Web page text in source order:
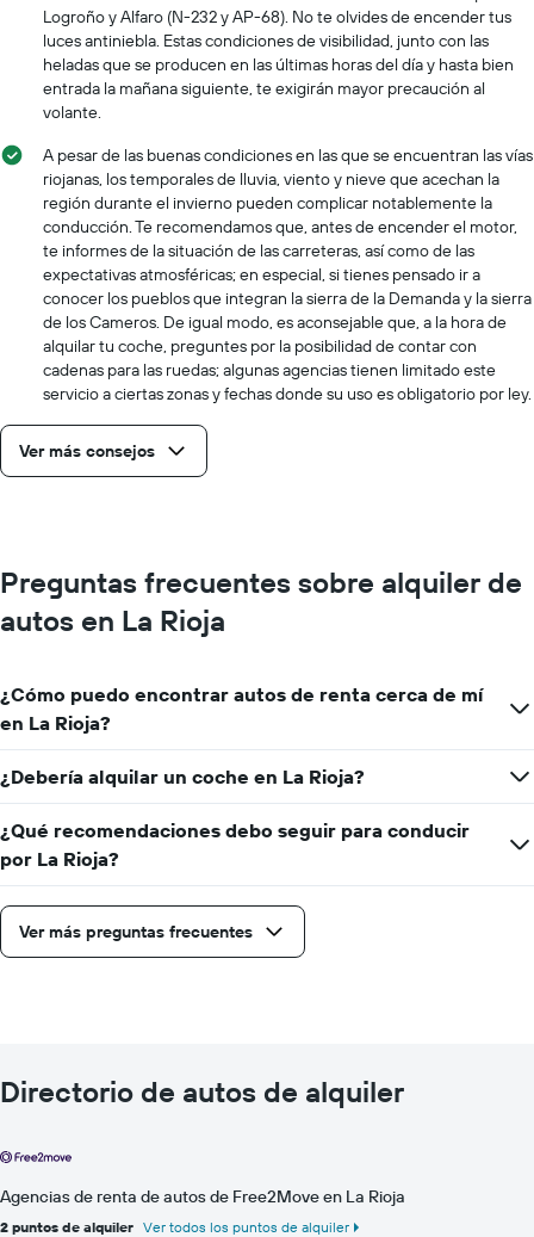
Logroño y Alfaro (N-232 y AP-68). No te olvides de encender tus
luces antiniebla. Estas condiciones de visibilidad, junto con las
heladas que se producen en las últimas horas del día y hasta bien
entrada la mañana siguiente, te exigirán mayor precaución al
volante.
A pesar de las buenas condiciones en las que se encuentran las vías
riojanas, los temporales de lluvia, viento y nieve que acechan la
región durante el invierno pueden complicar notablemente la
conducción. Te recomendamos que, antes de encender el motor,
te informes de la situación de las carreteras, así como de las
expectativas atmosféricas; en especial, si tienes pensado ir a
conocer los pueblos que integran la sierra de la Demanda y la sierra
de los Cameros. De igual modo, es aconsejable que, a la hora de
alquilar tu coche, preguntes por la posibilidad de contar con
cadenas para las ruedas; algunas agencias tienen limitado este
servicio a ciertas zonas y fechas donde su uso es obligatorio por ley.
Ver más consejos
Preguntas frecuentes sobre alquiler de
autos en La Rioja
¿Cómo puedo encontrar autos de renta cerca de mí
en La Rioja?
¿Debería alquilar un coche en La Rioja?
¿Qué recomendaciones debo seguir para conducir
por La Rioja?
Ver más preguntas frecuentes
Directorio de autos de alquiler
Agencias de renta de autos de Free2Move en La Rioja
2 puntos de alquiler Ver todos los puntos de alquiler